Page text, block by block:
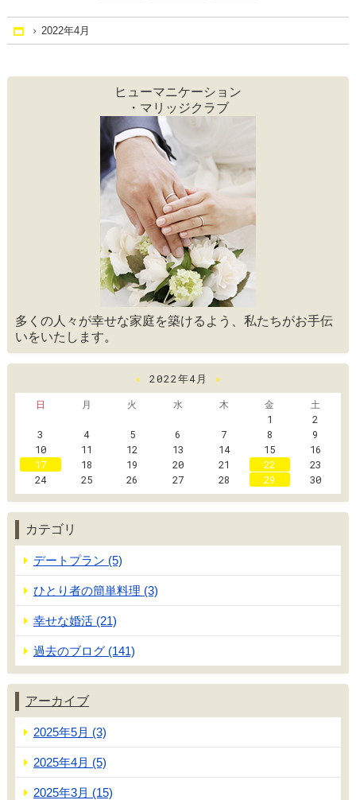
Home
2022年4月
ヒューマニケーション
・マリッジクラブ
多くの人々が幸せな家庭を築けるよう、私たちがお手伝
いをいたします。
« 2022年4月
»
日
月 火 水 木 金
土
1
2
3
4 5 6 7 8
9
10
11 12 13 14 15
16
17
18 19 20 21 22
23
24
25 26 27 28 29 30
カテゴリ
デートプラン (5)
ひとり者の簡単料理 (3)
幸せな婚活 (21)
過去のブログ (141)
アーカイブ
2025年5月 (3)
2025年4月 (5)
2025年3月 (15)